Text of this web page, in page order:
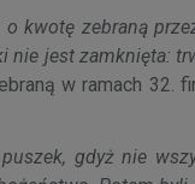
kwotę zebraną
nie jest zamknięta:
w ramach 32.
gdyż nie